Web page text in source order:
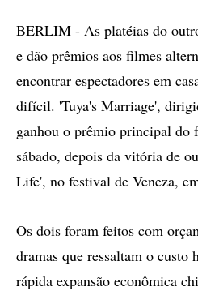
BERLIM - As platéias do
e dão prêmios aos filmes
encontrar espectadores em
difícil. 'Tuya's Marriage',
ganhou o prêmio principal do
sábado, depois da vitória de
Life', no festival de Veneza,
Os dois foram feitos com
dramas que ressaltam o custo
rápida expansão econômica